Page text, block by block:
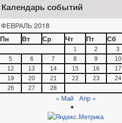
Календарь событий
ФЕВРАЛЬ 2018
Пн
Вт Ср Чт Пт Сб
1 2 3
5
6 7 8 9 10
12
13 14 15 16 17
19
20 21 22 23 24
26
27 28
« Май Апр »